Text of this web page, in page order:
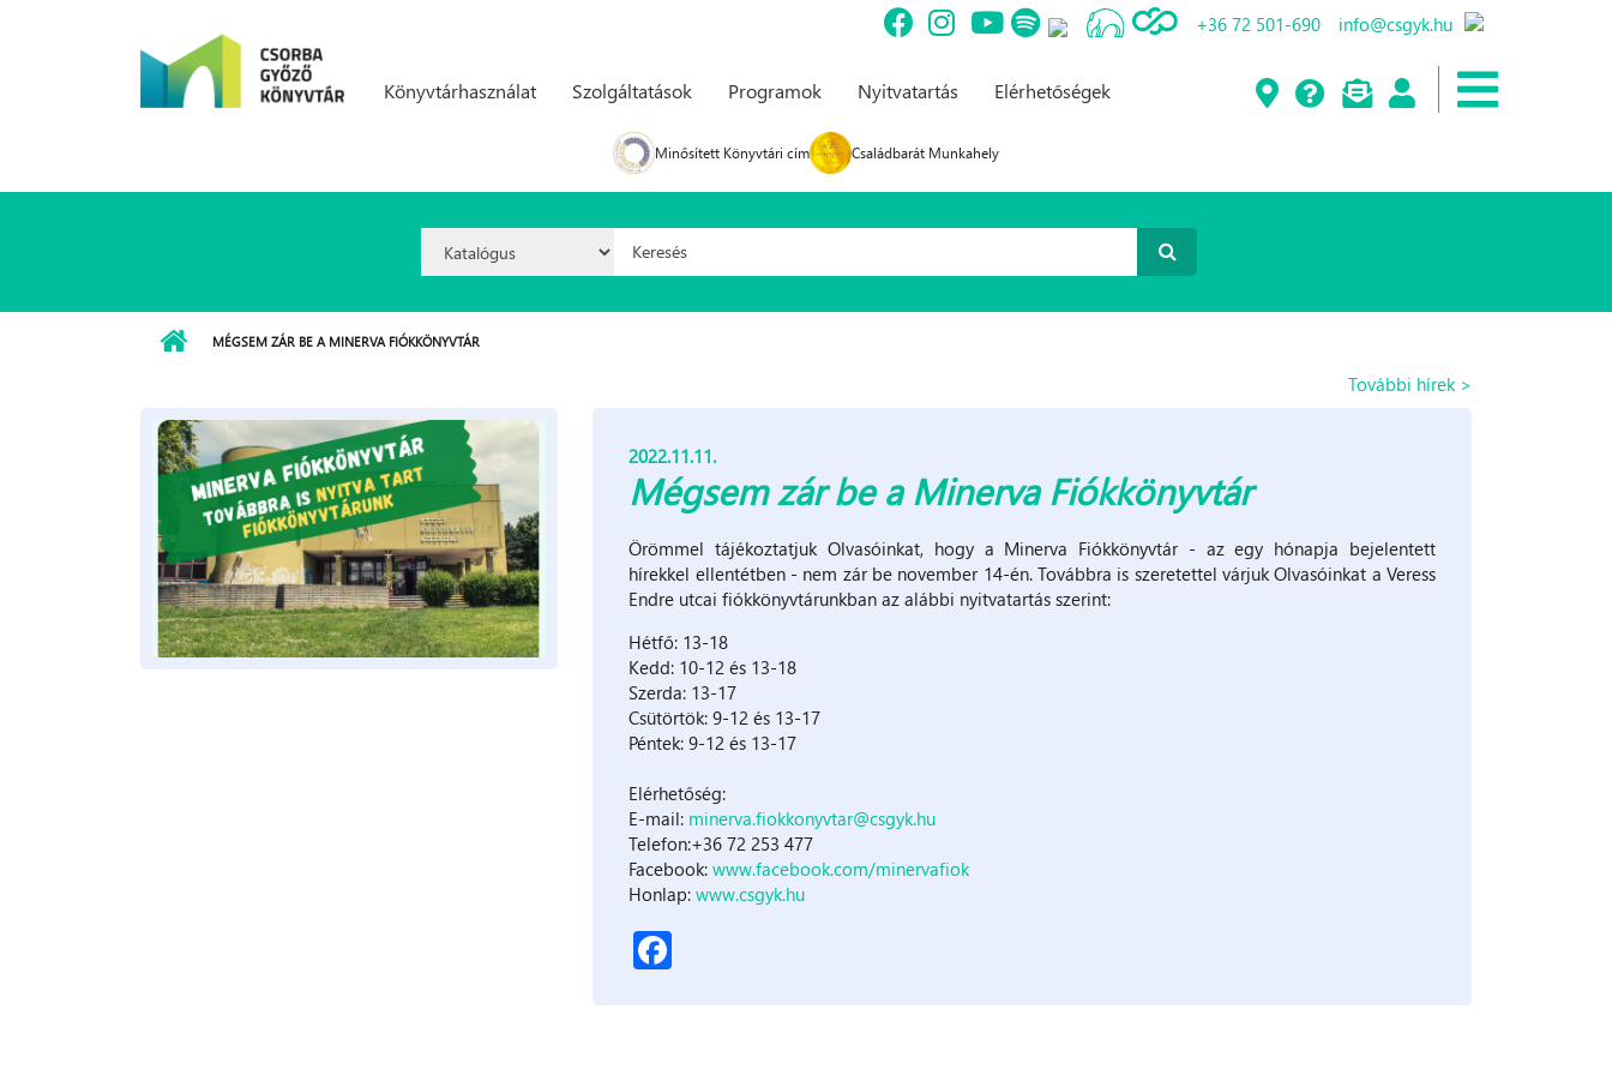
+36 72 501-690 info@csgyk.hu
Könyvtárhasználat Szolgáltatások Programok Nyitvatartás Elérhetőségek
Minősített Könyvtári cím Családbarát Munkahely
Option:
Keresés űrlap
MÉGSEM ZÁR BE A MINERVA FIÓKKÖNYVTÁR
További hírek >
2022.11.11.
Mégsem zár be a Minerva Fiókkönyvtár
Örömmel tájékoztatjuk Olvasóinkat, hogy a Minerva Fiókkönyvtár - az egy hónapja bejelentett
hírekkel ellentétben - nem zár be november 14-én. Továbbra is szeretettel várjuk Olvasóinkat a Veress
Endre utcai fiókkönyvtárunkban az alábbi nyitvatartás szerint:
Hétfő: 13-18
Kedd: 10-12 és 13-18
Szerda: 13-17
Csütörtök: 9-12 és 13-17
Péntek: 9-12 és 13-17
Elérhetőség:
E-mail: minerva.fiokkonyvtar@csgyk.hu
Telefon:+36 72 253 477
Facebook:www.facebook.com/minervafiok
Honlap:www.csgyk.hu